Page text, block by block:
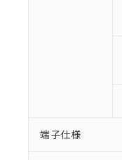
端子仕様